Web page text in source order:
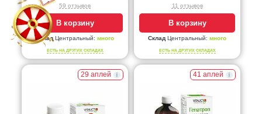
59 отзывов
В корзину
Склад Центральный: много
ЕСТЬ НА ДРУГИХ СКЛАДАХ
11 отзывов
В корзину
Склад Центральный: много
ЕСТЬ НА ДРУГИХ СКЛАДАХ
29 аплей 41 аплей